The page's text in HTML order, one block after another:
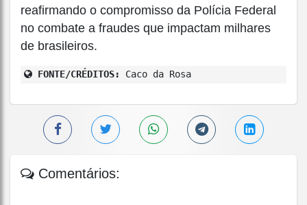
reafirmando o compromisso da Polícia Federal
no combate a fraudes que impactam milhares
de brasileiros.
FONTE/CRÉDITOS: Caco da Rosa
Comentários: